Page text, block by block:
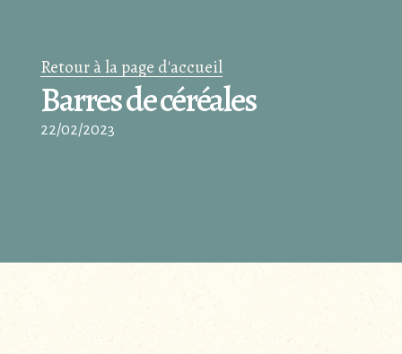
Retour à la page d'accueil
Barres de céréales
22/02/2023